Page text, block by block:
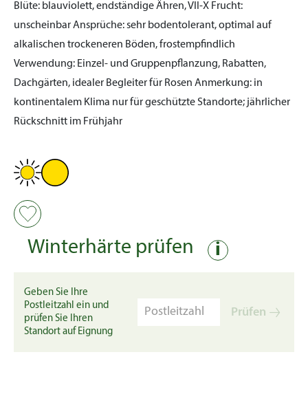
Blüte: blauviolett, endständige Ähren, VII-X Frucht:
unscheinbarAnsprüche:sehr bodentolerant, optimal auf
alkalischen trockeneren Böden, frostempfindlich
Verwendung: Einzel- und Gruppenpflanzung, Rabatten,
Dachgärten, idealer Begleiter für Rosen Anmerkung: in
kontinentalem Klima nur für geschützte Standorte; jährlicher
Rückschnitt im Frühjahr
Winterhärte prüfen i
Geben Sie Ihre
Postleitzahl ein und
prüfen Sie Ihren
Standort auf Eignung
Prüfen